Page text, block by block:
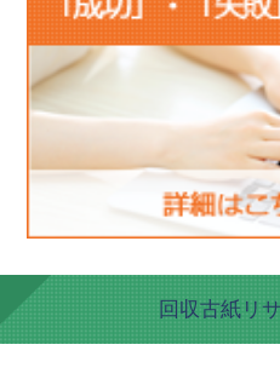
回収古紙リ